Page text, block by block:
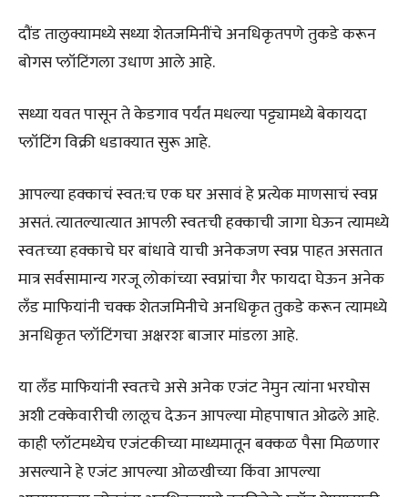
दौंड तालुक्यामध्ये सध्या शेतजमिनींचे अनधिकृतपणे तुकडे करून
बोगस प्लॉटिंगला उधाण आले आहे.
सध्या यवत पासून ते केडगाव पर्यंत मधल्या पट्ट्यामध्ये बेकायदा
प्लॉटिंग विक्री धडाक्यात सुरू आहे.
आपल्या हक्काचं स्वत:च एक घर असावं हे प्रत्येक माणसाचं स्वप्न
असतं. त्यातल्यात्यात आपली स्वतःची हक्काची जागा घेऊन त्यामध्ये
स्वतःच्या हक्काचे घर बांधावे याची अनेकजण स्वप्न पाहत असतात
मात्र सर्वसामान्य गरजू लोकांच्या स्वप्नांचा गैर फायदा घेऊन अनेक
लँड माफियांनी चक्क शेतजमिनीचे अनधिकृत तुकडे करून त्यामध्ये
अनधिकृत प्लॉटिंगचा अक्षरशः बाजार मांडला आहे.
या लँड माफियांनी स्वतःचे असे अनेक एजंट नेमुन त्यांना भरघोस
अशी टक्केवारीची लालूच देऊन आपल्या मोहपाषात ओढले आहे.
काही प्लॉटमध्येच एजंटकीच्या माध्यमातून बक्कळ पैसा मिळणार
असल्याने हे एजंट आपल्या ओळखीच्या किंवा आपल्या